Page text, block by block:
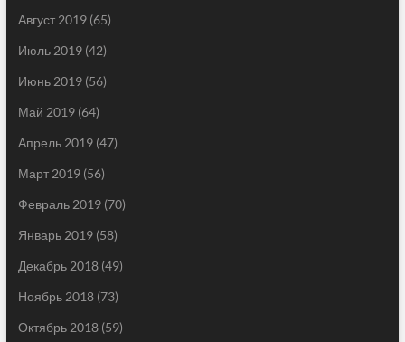
Август 2019(65)
Июль 2019(42)
Июнь 2019(56)
Май 2019(64)
Апрель 2019(47)
Март 2019(56)
Февраль 2019(70)
Январь 2019(58)
Декабрь 2018(49)
Ноябрь 2018(73)
Октябрь 2018(59)